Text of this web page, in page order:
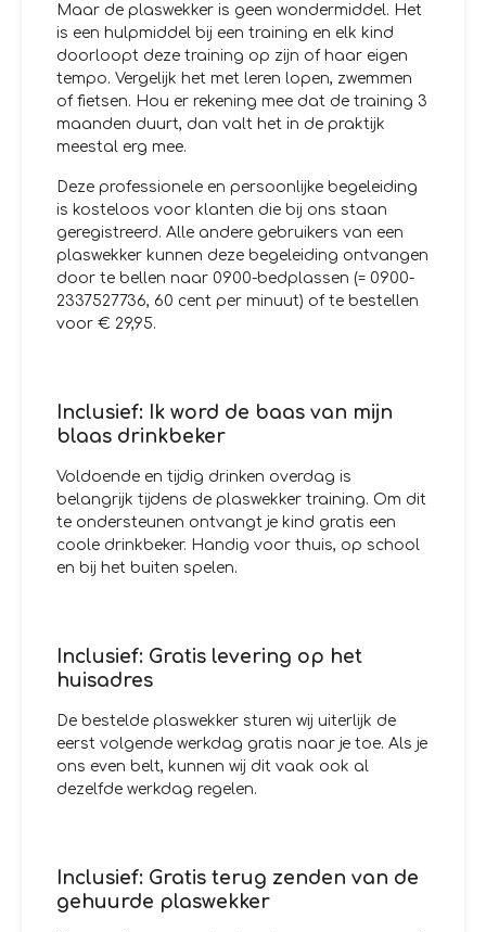
Maar de plaswekker is geen wondermiddel. Het
is een hulpmiddel bij een training en elk kind
doorloopt deze training op zijn of haar eigen
tempo. Vergelijk het met leren lopen, zwemmen
of fietsen. Hou er rekening mee dat de training 3
maanden duurt, dan valt het in de praktijk
meestal erg mee.
Deze professionele en persoonlijke begeleiding
is kosteloos voor klanten die bij ons staan
geregistreerd. Alle andere gebruikers van een
plaswekker kunnen deze begeleiding ontvangen
door te bellen naar 0900-bedplassen (= 0900-
2337527736, 60 cent per minuut) of te bestellen
voor € 29,95.
Inclusief: Ik word de baas van mijn
blaas drinkbeker
Voldoende en tijdig drinken overdag is
belangrijk tijdens de plaswekker training. Om dit
te ondersteunen ontvangt je kind gratis een
coole drinkbeker. Handig voor thuis, op school
en bij het buiten spelen.
Inclusief: Gratis levering op het
huisadres
De bestelde plaswekker sturen wij uiterlijk de
eerst volgende werkdag gratis naar je toe. Als je
ons even belt, kunnen wij dit vaak ook al
dezelfde werkdag regelen.
Inclusief: Gratis terug zenden van de
gehuurde plaswekker